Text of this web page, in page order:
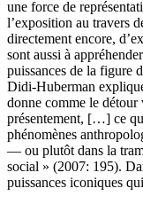
une force de
l’exposition au travers
directement encore,
sont aussi à
puissances de la figure
Didi-Huberman
donne comme le détour
présentement, […] ce
phénomènes
— ou plutôt dans la
social » (2007: 195).
puissances iconiques